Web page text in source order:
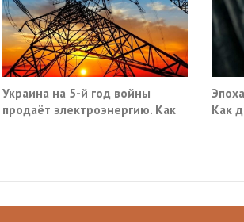
Украина на 5-й год войны
продаёт электроэнергию. Как
Как